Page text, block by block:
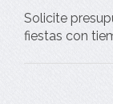
Solicite
fiestas con